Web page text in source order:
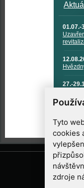
Tyto
cookies
zdroje
01.07.-
27.-